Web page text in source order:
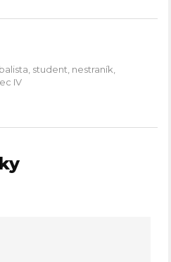
student, nestraník,
IV